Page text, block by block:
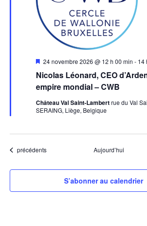
Nicolas Léonard, CEO
empire mondial – CWB
Mis
avant
24 novembre 2026 @ 12 h 00 min - 14
Château Val Saint-Lambertrue du Val
SERAING, Liège, Belgique
Évènements
précédents Aujourd’hui
S’abonner au calendrier